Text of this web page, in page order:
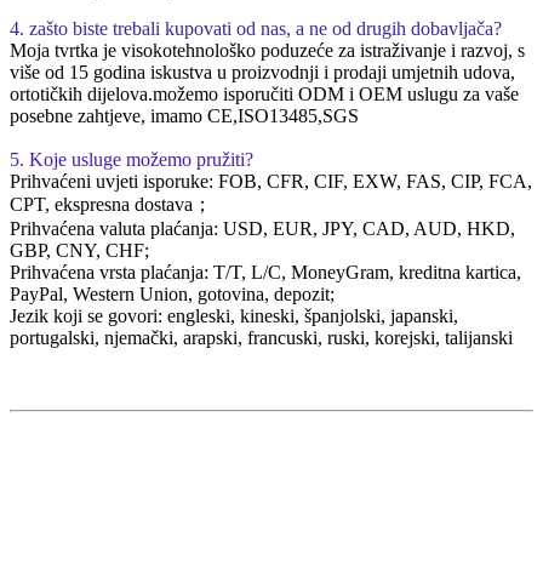
4. zašto biste trebali kupovati od nas, a ne od drugih dobavljača?
Moja tvrtka je visokotehnološko poduzeće za istraživanje i razvoj, s
više od 15 godina iskustva u proizvodnji i prodaji umjetnih udova,
ortotičkih dijelova.možemo isporučiti ODM i OEM uslugu za vaše
posebne zahtjeve, imamo CE,ISO13485,SGS
5. Koje usluge možemo pružiti?
Prihvaćeni uvjeti isporuke: FOB, CFR, CIF, EXW, FAS, CIP, FCA,
CPT, ekspresna dostava；
Prihvaćena valuta plaćanja: USD, EUR, JPY, CAD, AUD, HKD,
GBP, CNY, CHF;
Prihvaćena vrsta plaćanja: T/T, L/C, MoneyGram, kreditna kartica,
PayPal, Western Union, gotovina, depozit;
Jezik koji se govori: engleski, kineski, španjolski, japanski,
portugalski, njemački, arapski, francuski, ruski, korejski, talijanski